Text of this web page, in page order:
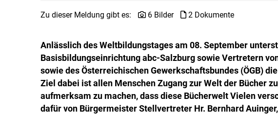
Zu dieser Meldung gibt es: 6 Bilder 2 Dokumente
Anlässlich des Weltbildungstages am 08. September
Basisbildungseinrichtung abc-Salzburg sowie Vertretern
sowie des Österreichischen Gewerkschaftsbundes (ÖGB)
Ziel dabei ist allen Menschen Zugang zur Welt der Bücher
aufmerksam zu machen, dass diese Bücherwelt Vielen
dafür von Bürgermeister Stellvertreter Hr. Bernhard